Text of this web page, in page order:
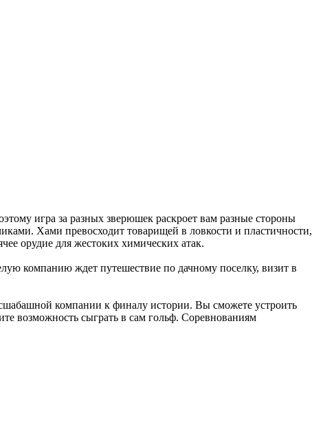
игра за разных зверюшек раскроет вам разные стороны
Хами превосходит товарищей в ловкости и пластичности,
орудие для жестоких химических атак.
компанию ждет путешествие по дачному поселку, визит в
компании к финалу истории. Вы сможете устроить
возможность сыграть в сам гольф. Соревнованиям